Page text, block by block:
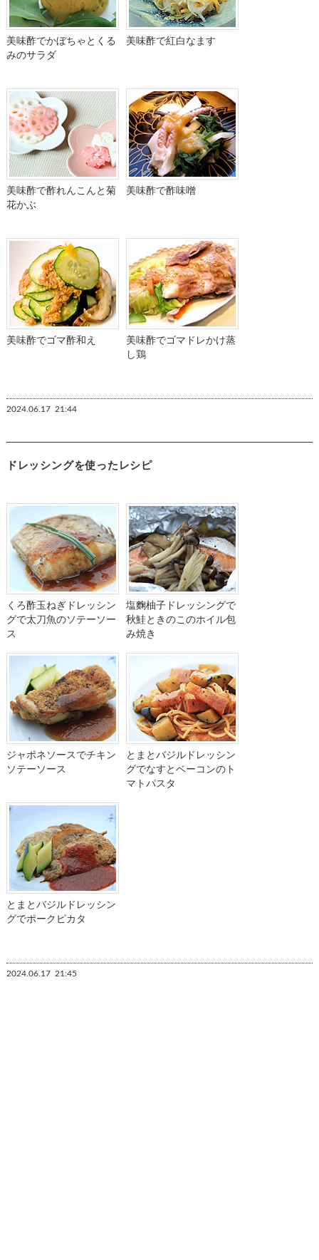
美味酢でかぼちゃとくる
みのサラダ
美味酢で紅白なます
美味酢で酢れんこんと菊
花かぶ
美味酢で酢味噌
美味酢でゴマ酢和え
美味酢でゴマドレかけ蒸
し鶏
2024.06.17 21:44
ドレッシングを使ったレシピ
くろ酢玉ねぎドレッシン
グで太刀魚のソテーソー
ス
塩麴柚子ドレッシングで
秋鮭ときのこのホイル包
み焼き
ジャポネソースでチキン
ソテーソース
とまとバジルドレッシン
グでなすとベーコンのト
マトパスタ
とまとバジルドレッシン
グでポークピカタ
2024.06.17 21:45